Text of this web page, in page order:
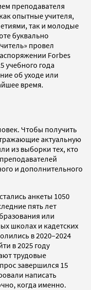
преподавателя
опытные учителя,
так и молодые
буквально
провел
Forbes
учебного года
об уходе или
время.
Чтобы получить
актуальную
из выборки тех, кто
и дополнительного
анкеты 1050
пять лет
или
школах и кадетских
в 2020–2024
в 2025 году
трудовые
завершился 15
написать
когда именно.